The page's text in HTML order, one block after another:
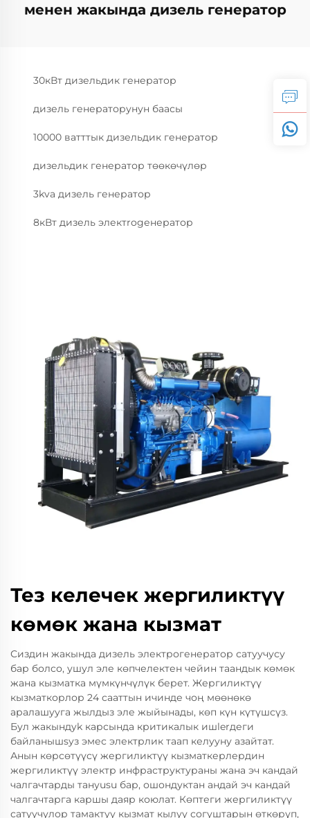
менен жакында дизель генератор
30кВт дизельдик генератор
дизель генераторунун баасы
10000 ватттык дизельдик генератор
дизельдик генератор төөкөчүлөр
3kva дизель генератор
8кВт дизель электrogенератор
Тез келечек жергиликтүү
көмөк жана кызмат
Сиздин жакында дизель электрогенератор сатуучусу
бар болсо, ушул эле көпчелектен чейин таандык көмөк
жана кызматка мүмкүнчүлүк берет. Жергиликтүү
кызматкорлор 24 сааттын ичинде чоң мөөнөкө
аралашууга жылдыз эле жыйынады, көп күн күтүшсүз.
Бул жакындyk карсында критикалык ишlerдеги
байланышsуз эмес электрлик таап келууну азайтат.
Анын көрсөтүүсү жергиликтүү кызматкерлердин
жергиликтүү электр инфраструктураны жана эч кандай
чалгачтарды тануusu бар, ошондуктан андай эч кандай
чалгачтарга каршы даяр коюлат. Көптеги жергиликтүү
сатуучулор тамактуу кызмат кылуу согуштарын өткөрүп,